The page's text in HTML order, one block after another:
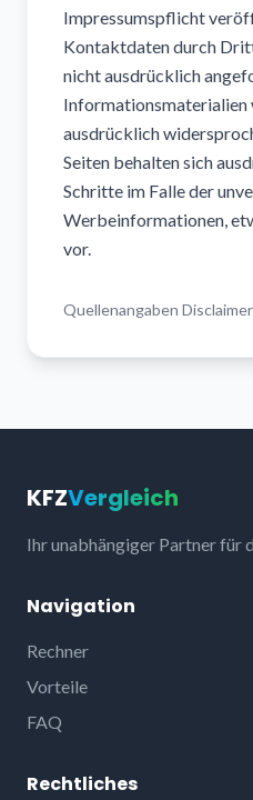
Impressumspflicht
Kontaktdaten durch
nicht ausdrücklich
ausdrücklich
Seiten behalten sich
Schritte im Falle der
Werbeinformationen,
vor.
Quellenangaben
KFZVergleich
Ihr unabhängiger Partner für
Navigation
Rechner
Vorteile
FAQ
Rechtliches